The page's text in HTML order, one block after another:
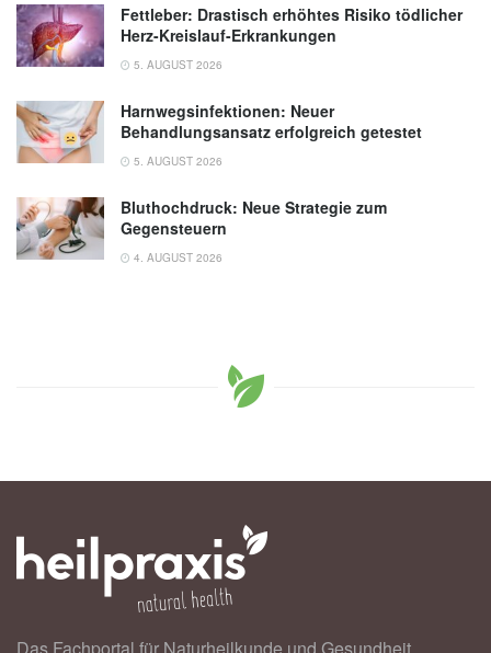
Fettleber: Drastisch erhöhtes Risiko tödlicher
Herz-Kreislauf-Erkrankungen
5. AUGUST 2026
Harnwegsinfektionen: Neuer
Behandlungsansatz erfolgreich getestet
5. AUGUST 2026
Bluthochdruck: Neue Strategie zum
Gegensteuern
4. AUGUST 2026